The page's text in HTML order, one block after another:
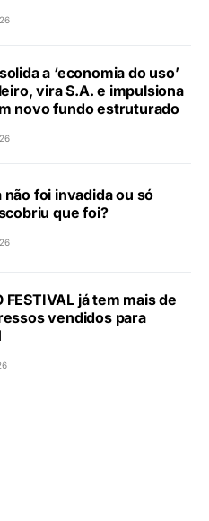
a ‘economia do uso’
vira S.A. e impulsiona
novo fundo estruturado
não foi invadida ou só
que foi?
FESTIVAL já tem mais de
vendidos para